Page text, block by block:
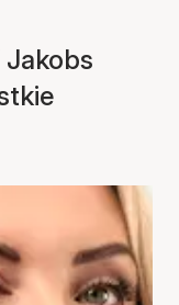
Jakobs